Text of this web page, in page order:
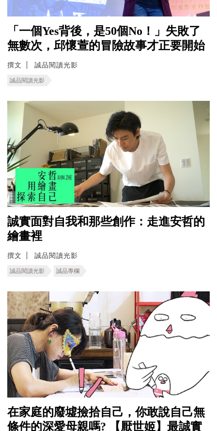
「一個Yes背後，是50個No！」失敗了
無數次，邱懷萱的冒險故事才正要開始
撰文 誠品閱讀光影
誠品閱讀光影
誠實面對自我和那些創作：走進安哲的
繪畫裡
撰文 誠品閱讀光影
誠品閱讀光影 誠品專欄
在家庭的廢墟撿拾自己，你敢說自己無
條件的深愛母親嗎? 【厭世姬】最誠實